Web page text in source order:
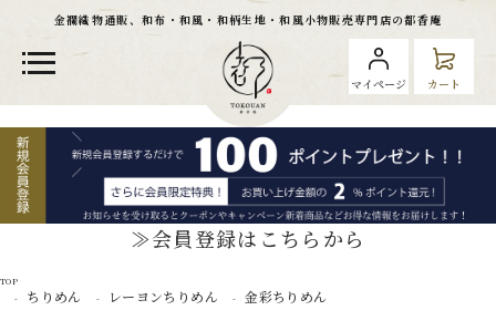
金襴織物通販、和布・和風・和柄生地・和風小物販売専門店の都香庵
マイページ カート
≫会員登録はこちらから
TOP
ちりめん レーヨンちりめん 金彩ちりめん